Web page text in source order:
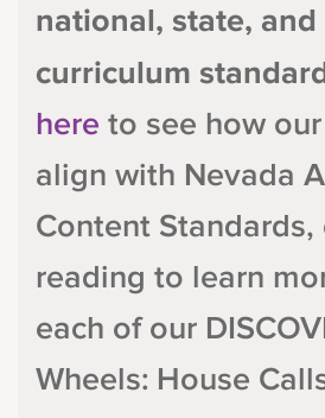
national, state, and
curriculum
here to see how
align with Nevada
Content Standards,
reading to learn
each of our
Wheels: House